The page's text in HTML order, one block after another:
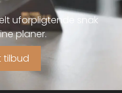
uforpligtende snak
planer.
tilbud